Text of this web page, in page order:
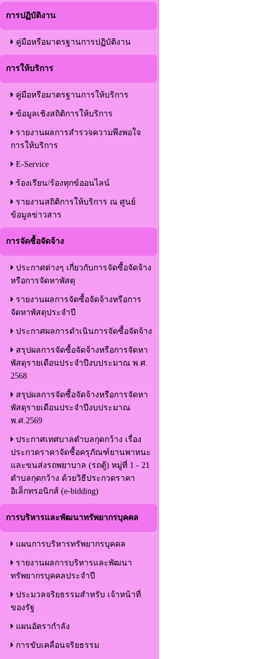
การปฏิบัติงาน
คู่มือหรือมาตรฐานการปฏิบัติงาน
การให้บริการ
คู่มือหรือมาตรฐานการให้บริการ
ข้อมูลเชิงสถิติการให้บริการ
รายงานผลการสำรวจความพึงพอใจ
การให้บริการ
E-Service
ร้องเรียน/ร้องทุกข์ออนไลน์
รายงานสถิติการให้บริการ ณ ศูนย์
ข้อมูลข่าวสาร
การจัดซื้อจัดจ้าง
ประกาศต่างๆ เกี่ยวกับการจัดซื้อจัดจ้าง
หรือการจัดหาพัสดุ
รายงานผลการจัดซื้อจัดจ้างหรือการ
จัดหาพัสดุประจำปี
ประกาศผลการดำเนินการจัดซื้อจัดจ้าง
สรุปผลการจัดซื้อจัดจ้างหรือการจัดหา
พัสดุรายเดือนประจำปีงบประมาณ พ.ศ.
2568
สรุปผลการจัดซื้อจัดจ้างหรือการจัดหา
พัสดุรายเดือนประจำปีงบประมาณ
พ.ศ.2569
ประกาศเทศบาลตำบลกุดกว้าง เรื่อง
ประกวดราคาจัดซื้อครุภัณฑ์ยานพาหนะ
และขนส่งรถพยาบาล (รถตู้) หมู่ที่ 1 - 21
ตำบลกุดกว้าง ด้วยวิธีประกวดราคา
อิเล็กทรอนิกส์ (e-bidding)
การบริหารและพัฒนาทรัพยากรบุคคล
แผนการบริหารทรัพยากรบุคคล
รายงานผลการบริหารและพัฒนา
ทรัพยากรบุคคลประจำปี
ประมวลจริยธรรมสำหรับ เจ้าหน้าที่
ของรัฐ
แผนอัตรากำลัง
การขับเคลื่อนจริยธรรม